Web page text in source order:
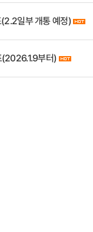
일부 개통 예정)
(2026.1.9부터)